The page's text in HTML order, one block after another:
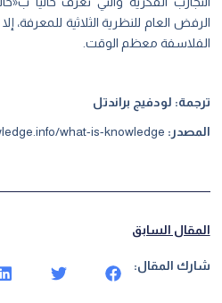
الرفض العام للنظرية الثلاثية
الفلاسفة معظم الوقت.
ترجمة: لودفيج براندتل
المصدر: what-is-knowledge
المقال السابق
شارك المقال: